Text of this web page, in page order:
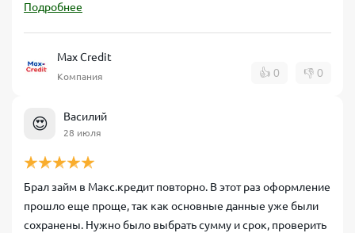
Подробнее
Max Credit
Компания 👍 0 👎 0
😍 Василий
28 июля
Брал займ в Макс.кредит повторно. В этот раз оформление
прошло еще проще, так как основные данные уже были
сохранены. Нужно было выбрать сумму и срок, проверить